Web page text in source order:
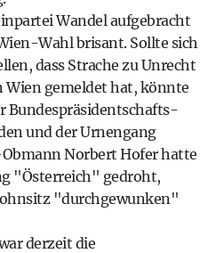
Wandel aufgebracht
Wahl brisant. Sollte sich
dass Strache zu Unrecht
gemeldet hat, könnte
Bundespräsidentschafts-
und der Urnengang
Norbert Hofer hatte
"Österreich" gedroht,
"durchgewunken"
derzeit die